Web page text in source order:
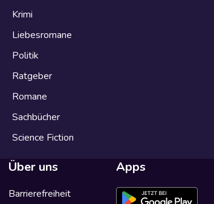
Krimi
Liebesromane
Politik
Ratgeber
Romane
Sachbücher
Science Fiction
Über uns
Barrierefreiheit
Apps